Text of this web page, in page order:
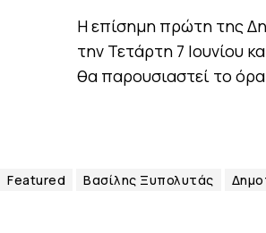
Η επίσημη πρώτη της
την Τετάρτη 7 Ιουνίου
θα παρουσιαστεί το
Featured Βασίλης Ξυπολυτάς